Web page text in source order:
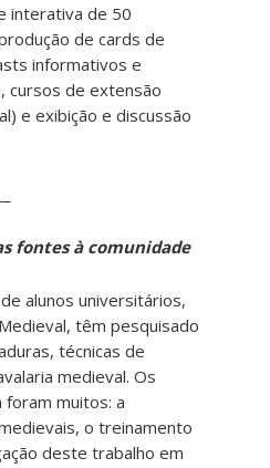
interativa de 50
de cards de
informativos e
cursos de extensão
e exibição e discussão
fontes à comunidade
alunos universitários,
têm pesquisado
técnicas de
medieval. Os
muitos: a
o treinamento
deste trabalho em